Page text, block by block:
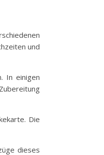
und
In einigen
Die
dieses